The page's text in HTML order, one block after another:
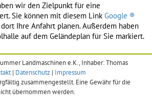
wir den Zielpunkt für eine
Sie können mit diesem Link Google ®
Ihre Anfahrt planen. Außerdem haben
auf dem Geländeplan für Sie markiert.
Landmaschinen e.K., Inhaber: Thomas
| Datenschutz | Impressum
zusammengestellt. Eine Gewähr für die
übernommen werden.